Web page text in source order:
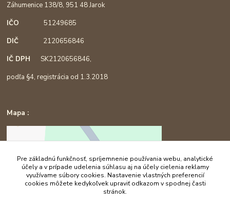
Záhumenice 138/8, 951 48 Jarok
IČO51249685
DIČ 2120656846
IČ DPHSK2120656846,
podľa §4, registrácia od 1.3.2018
Mapa :
Pre základnú funkčnosť, spríjemnenie používania webu, analytické
účely a v prípade udelenia súhlasu aj na účely cielenia reklamy
využívame súbory cookies. Nastavenie vlastných preferencií
cookies môžete kedykoľvek upraviť odkazom v spodnej časti
stránok.